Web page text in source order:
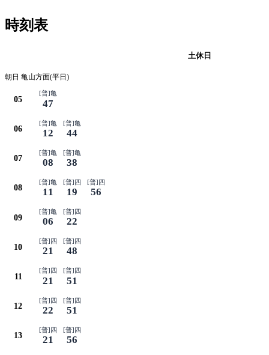
時刻表
土休日
朝日 亀山方面(平日)
05
[普]亀
47
06
[普]亀
12
[普]亀
44
07
[普]亀
08
[普]亀
38
08
[普]亀
11
[普]四
19
[普]四
56
09
[普]亀
06
[普]四
22
10
[普]四
21
[普]四
48
11
[普]四
21
[普]四
51
12
[普]四
22
[普]四
51
13
[普]四
21
[普]四
56